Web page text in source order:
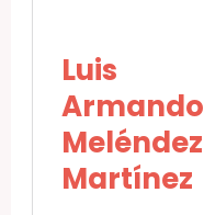
Luis
Armando
Meléndez
Martínez